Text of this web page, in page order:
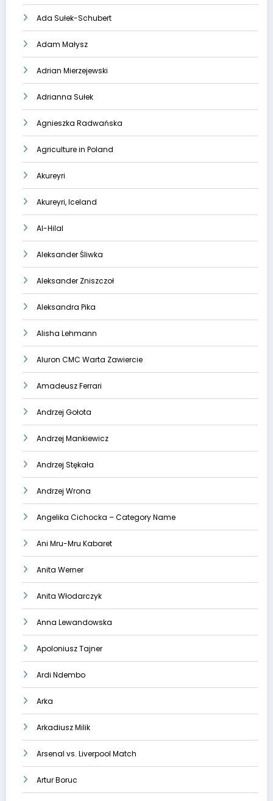
Ada Sułek-Schubert
Adam Małysz
Adrian Mierzejewski
Adrianna Sułek
Agnieszka Radwańska
Agriculture in Poland
Akureyri
Akureyri, Iceland
Al-Hilal
Aleksander Śliwka
Aleksander Zniszczoł
Aleksandra Pika
Alisha Lehmann
Aluron CMC Warta Zawiercie
Amadeusz Ferrari
Andrzej Gołota
Andrzej Mankiewicz
Andrzej Stękała
Andrzej Wrona
Angelika Cichocka – Category Name
Ani Mru-Mru Kabaret
Anita Werner
Anita Włodarczyk
Anna Lewandowska
Apoloniusz Tajner
Ardi Ndembo
Arka
Arkadiusz Milik
Arsenal vs. Liverpool Match
Artur Boruc